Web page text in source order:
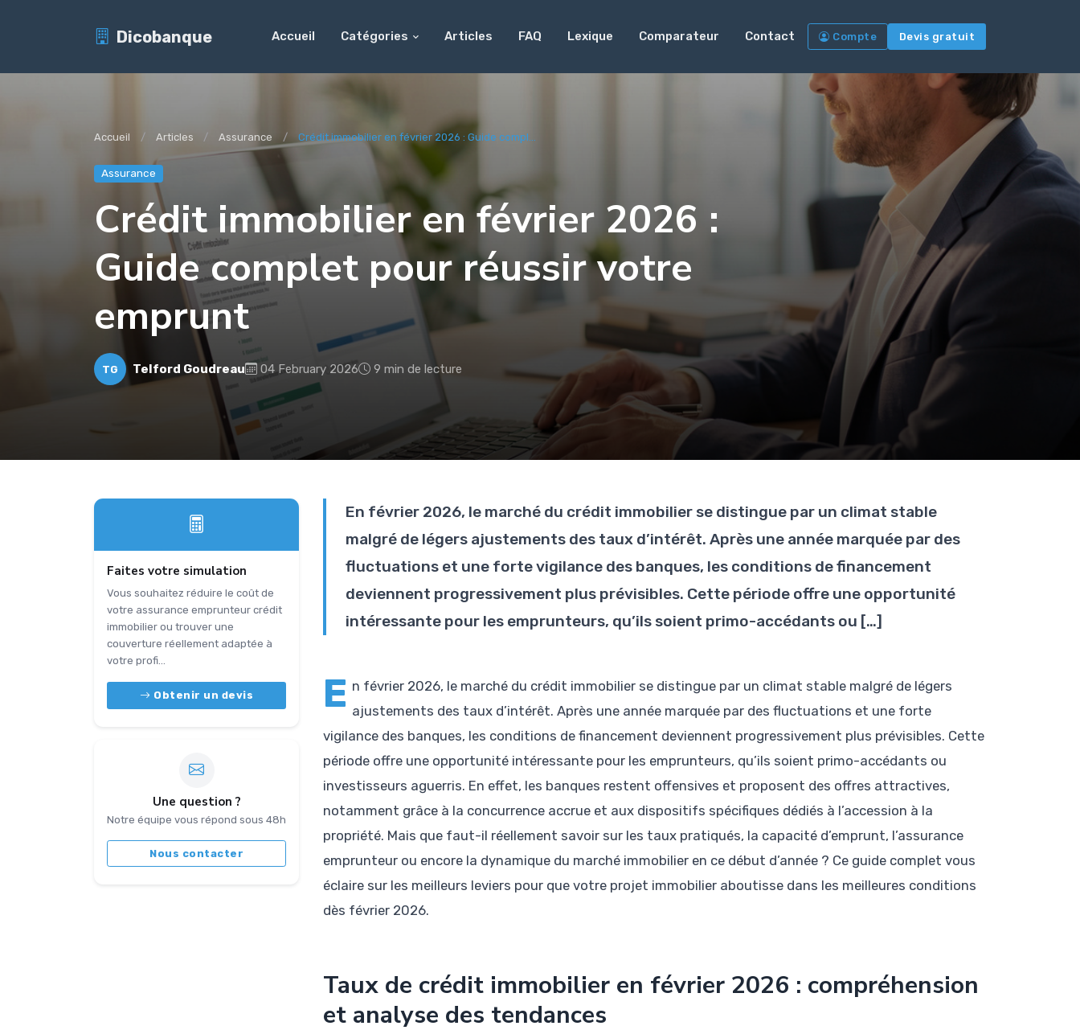
Dicobanque Accueil Catégories Articles FAQ Lexique Comparateur Contact Compte Devis gratuit
Accueil Articles Assurance Crédit immobilier en février 2026 : Guide compl...
Assurance
Crédit immobilier en février 2026 :
Guide complet pour réussir votre
emprunt
TG Telford Goudreau 04 February 2026 9 min de lecture
Faites votre simulation
Vous souhaitez réduire le coût de
votre assurance emprunteur crédit
immobilier ou trouver une
couverture réellement adaptée à
votre profi...
Obtenir un devis
Une question ?
Notre équipe vous répond sous 48h
Nous contacter
En février 2026, le marché du crédit immobilier se distingue par un climat stable
malgré de légers ajustements des taux d’intérêt. Après une année marquée par des
fluctuations et une forte vigilance des banques, les conditions de financement
deviennent progressivement plus prévisibles. Cette période offre une opportunité
intéressante pour les emprunteurs, qu’ils soient primo-accédants ou […]
E n février 2026, le marché du crédit immobilier se distingue par un climat stable malgré de légers
ajustements des taux d’intérêt. Après une année marquée par des fluctuations et une forte
vigilance des banques, les conditions de financement deviennent progressivement plus prévisibles. Cette
période offre une opportunité intéressante pour les emprunteurs, qu’ils soient primo-accédants ou
investisseurs aguerris. En effet, les banques restent offensives et proposent des offres attractives,
notamment grâce à la concurrence accrue et aux dispositifs spécifiques dédiés à l’accession à la
propriété. Mais que faut-il réellement savoir sur les taux pratiqués, la capacité d’emprunt, l’assurance
emprunteur ou encore la dynamique du marché immobilier en ce début d’année ? Ce guide complet vous
éclaire sur les meilleurs leviers pour que votre projet immobilier aboutisse dans les meilleures conditions
dès février 2026.
Taux de crédit immobilier en février 2026 : compréhension
et analyse des tendances